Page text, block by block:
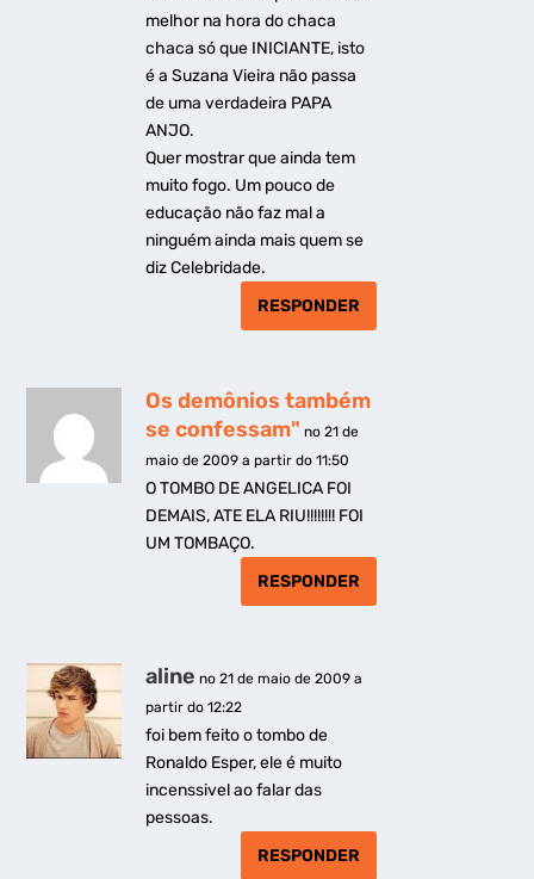
melhor na hora do chaca
chaca só que INICIANTE, isto
é a Suzana Vieira não passa
de uma verdadeira PAPA
ANJO.
Quer mostrar que ainda tem
muito fogo. Um pouco de
educação não faz mal a
ninguém ainda mais quem se
diz Celebridade.
RESPONDER
Os demônios também
se confessam" no 21 de
maio de 2009 a partir do 11:50
O TOMBO DE ANGELICA FOI
DEMAIS, ATE ELA RIU!!!!!!!! FOI
UM TOMBAÇO.
RESPONDER
aline no 21 de maio de 2009 a
partir do 12:22
foi bem feito o tombo de
Ronaldo Esper, ele é muito
incenssivel ao falar das
pessoas.
RESPONDER